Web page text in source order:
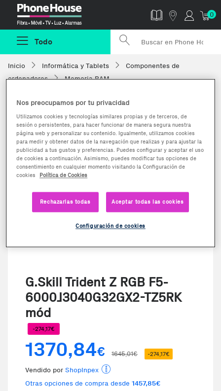
0
Todo
Inicio Informática y Tablets
Componentes de
ordenadores
Memoria RAM
G.Skill Trident Z RGB F5-
6000J3040G32GX2-TZ5RK
mód
-274,17€
1370,84€ 1645,01€ -274,17€
Vendido por ShopInpex
Otras opciones de compra desde 1457,85€
Nos preocupamos por tu privacidad
Utilizamos cookies y tecnologías similares propias y de terceros, de
sesión o persistentes, para hacer funcionar de manera segura nuestra
página web y personalizar su contenido. Igualmente, utilizamos cookies
para medir y obtener datos de la navegación que realizas y para ajustar la
publicidad a tus gustos y preferencias. Puedes configurar y aceptar el uso
de cookies a continuación. Asimismo, puedes modificar tus opciones de
consentimiento en cualquier momento visitando la Configuración de
cookies
Política de Cookies
Rechazarlas todas Aceptar todas las cookies
Configuración de cookies